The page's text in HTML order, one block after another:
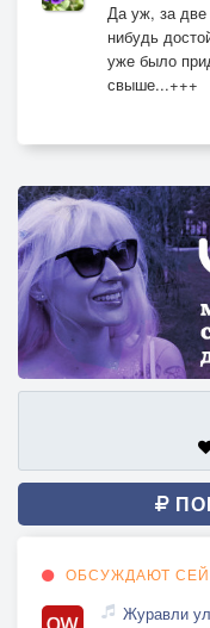
Да уж, за две
нибудь
уже было
свыше...+++
ОБСУЖДАЮТ
Журавли